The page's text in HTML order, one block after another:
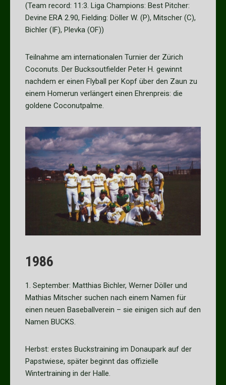
(Team record: 11:3. Liga Champions: Best Pitcher:
Devine ERA 2.90, Fielding: Döller W. (P), Mitscher (C),
Bichler (IF), Plevka (OF))
Teilnahme am internationalen Turnier der Zürich
Coconuts. Der Bucksoutfielder Peter H. gewinnt
nachdem er einen Flyball per Kopf über den Zaun zu
einem Homerun verlängert einen Ehrenpreis: die
goldene Coconutpalme.
1986
1. September: Matthias Bichler, Werner Döller und
Mathias Mitscher suchen nach einem Namen für
einen neuen Baseballverein – sie einigen sich auf den
Namen BUCKS.
Herbst: erstes Buckstraining im Donaupark auf der
Papstwiese, später beginnt das offizielle
Wintertraining in der Halle.